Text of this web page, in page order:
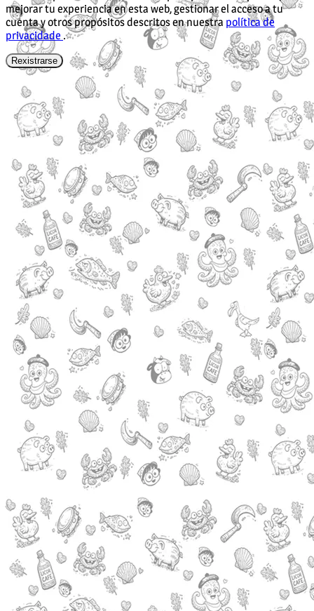
mejorar tu experiencia en esta web, gestionar el acceso a tu
cuenta y otros propósitos descritos en nuestra política de
privacidade .
Rexistrarse